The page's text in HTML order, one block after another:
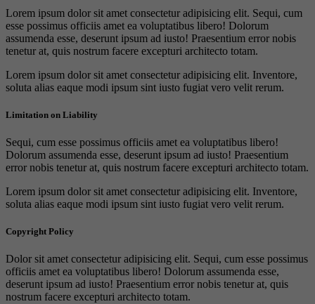
Lorem ipsum dolor sit amet consectetur adipisicing elit. Sequi, cum
esse possimus officiis amet ea voluptatibus libero! Dolorum
assumenda esse, deserunt ipsum ad iusto! Praesentium error nobis
tenetur at, quis nostrum facere excepturi architecto totam.
Lorem ipsum dolor sit amet consectetur adipisicing elit. Inventore,
soluta alias eaque modi ipsum sint iusto fugiat vero velit rerum.
Limitation on Liability
Sequi, cum esse possimus officiis amet ea voluptatibus libero!
Dolorum assumenda esse, deserunt ipsum ad iusto! Praesentium
error nobis tenetur at, quis nostrum facere excepturi architecto totam.
Lorem ipsum dolor sit amet consectetur adipisicing elit. Inventore,
soluta alias eaque modi ipsum sint iusto fugiat vero velit rerum.
Copyright Policy
Dolor sit amet consectetur adipisicing elit. Sequi, cum esse possimus
officiis amet ea voluptatibus libero! Dolorum assumenda esse,
deserunt ipsum ad iusto! Praesentium error nobis tenetur at, quis
nostrum facere excepturi architecto totam.